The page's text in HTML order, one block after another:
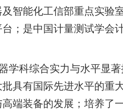
智能化工信部重点实验
；是中国计量测试学会
学科综合实力与水平显
具有国际先进水平的重
端装备的发展；培养了